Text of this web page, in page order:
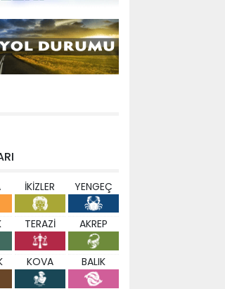
İKİZLER YENGEÇ
TERAZİ AKREP
KOVA BALIK